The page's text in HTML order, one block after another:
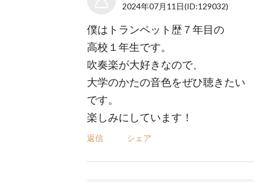
2024年07月11日(ID:129032)
僕はトランペット歴７年目の
高校１年生です。
吹奏楽が大好きなので、
大学のかたの音色をぜひ聴きたい
です。
楽しみにしています！
返信 シェア